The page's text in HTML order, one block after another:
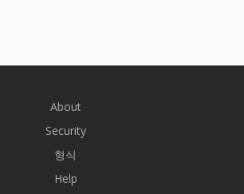
About
Security
형식
Help